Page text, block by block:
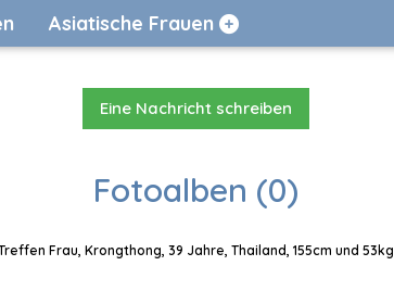
Asiatische Frauen
Eine Nachricht schreiben
Fotoalben (0)
Frau, Krongthong, 39 Jahre, Thailand, 155cm und 53kg